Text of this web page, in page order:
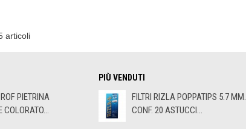
articoli
PIETRINA
COLORATO...
PIÙ VENDUTI
FILTRI RIZLA POPPATIPS 5.7 MM.
CONF. 20 ASTUCCI...